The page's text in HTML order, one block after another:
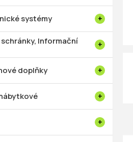
systémy
Informační
doplňky